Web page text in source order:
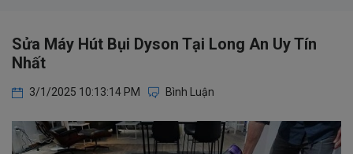
Sửa Máy Hút Bụi Dyson Tại Long An Uy Tín
Nhất
3/1/2025 10:13:14 PM Bình Luận